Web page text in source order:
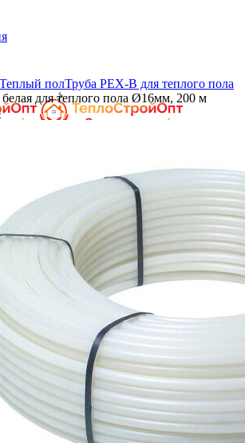
Теплый полТруба PEX-B для теплого пола
для теплого пола Ø16мм, 200 м